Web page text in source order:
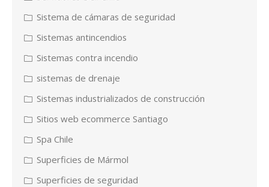
Sistema de cámaras de seguridad
Sistemas antincendios
Sistemas contra incendio
sistemas de drenaje
Sistemas industrializados de construcción
Sitios web ecommerce Santiago
Spa Chile
Superficies de Mármol
Superficies de seguridad